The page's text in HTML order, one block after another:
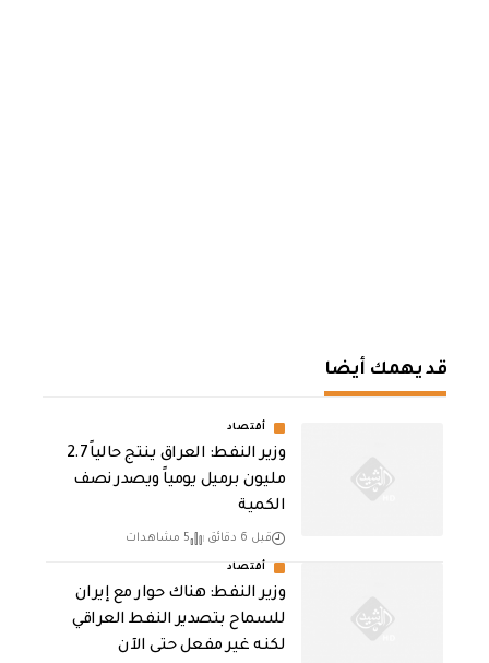
قد يهمك أيضا
أقتصاد
وزير النفط: العراق ينتج حالياً 2.7
مليون برميل يومياً ويصدر نصف
الكمية
قبل 6 دقائق 5 مشاهدات
أقتصاد
وزير النفط: هناك حوار مع إيران
للسماح بتصدير النفط العراقي
لكنه غير مفعل حتى الآن